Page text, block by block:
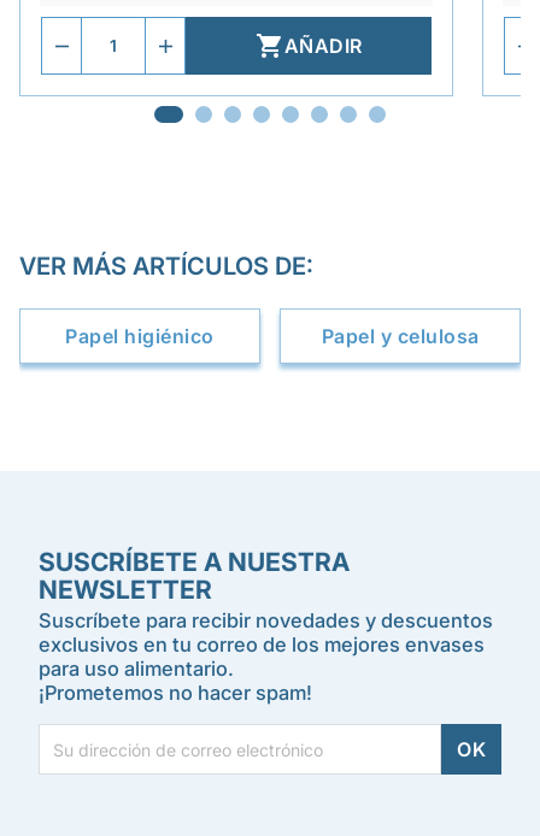
AÑADIR
VER MÁS ARTÍCULOS DE:
Papel higiénico Papel y celulosa
SUSCRÍBETE A NUESTRA
NEWSLETTER
Suscríbete para recibir novedades y descuentos
exclusivos en tu correo de los mejores envases
para uso alimentario.
¡Prometemos no hacer spam!